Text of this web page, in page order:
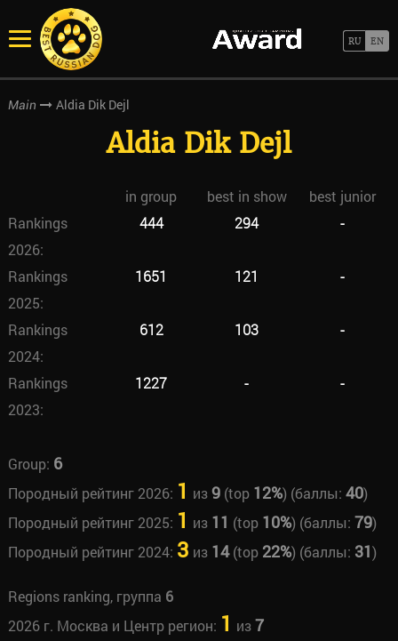
Main Aldia Dik Dejl
Aldia Dik Dejl
in group best in show
best junior
Rankings
2026:
444 294 -
Rankings
2025:
1651 121 -
Rankings
2024:
612 103 -
Rankings
2023:
1227 - -
Group: 6
Породный рейтинг 2026: 1 из9(top 12%) (баллы: 40)
Породный рейтинг 2025: 1 из 11 (top 10%) (баллы: 79)
Породный рейтинг 2024: 3 из 14(top 22%) (баллы: 31)
Regions ranking, группа 6
2026 г. Москва и Центр регион: 1 из7